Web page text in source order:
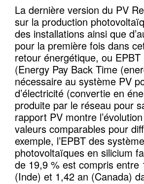
La dernière version du PV
sur la production
des installations ainsi que
pour la première fois dans
retour énergétique, ou EPBT
(Energy Pay Back Time
nécessaire au système PV
d’électricité (convertie en
produite par le réseau pour
rapport PV montre
valeurs comparables pour
exemple, l’EPBT des
photovoltaïques en silicium
de 19,9 % est compris
(Inde) et 1,42 an (Canada)